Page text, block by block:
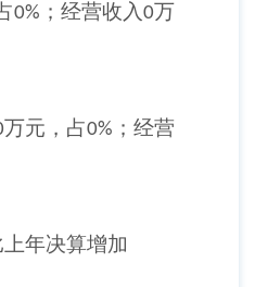
0% ；经营收入0万
万元，占0% ；经营
年决算增加